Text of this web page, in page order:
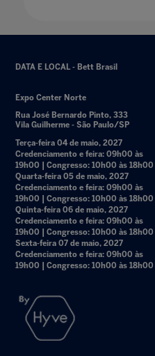
DATA E LOCAL - Bett Brasil
Expo Center Norte
Rua José Bernardo Pinto, 333
Vila Guilherme - São Paulo/SP
Terça-feira 04 de maio, 2027
Credenciamento e feira: 09h00 às
19h00 | Congresso: 10h00 às 18h00
Quarta-feira 05 de maio, 2027
Credenciamento e feira: 09h00 às
19h00 | Congresso: 10h00 às 18h00
Quinta-feira 06 de maio, 2027
Credenciamento e feira: 09h00 às
19h00 | Congresso: 10h00 às 18h00
Sexta-feira 07 de maio, 2027
Credenciamento e feira: 09h00 às
19h00 | Congresso: 10h00 às 18h00